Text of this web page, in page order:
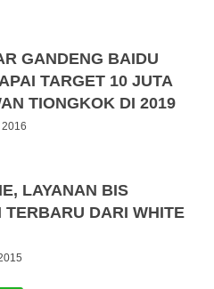
GANDENG BAIDU
TARGET 10 JUTA
TIONGKOK DI 2019
LAYANAN BIS
TERBARU DARI WHITE